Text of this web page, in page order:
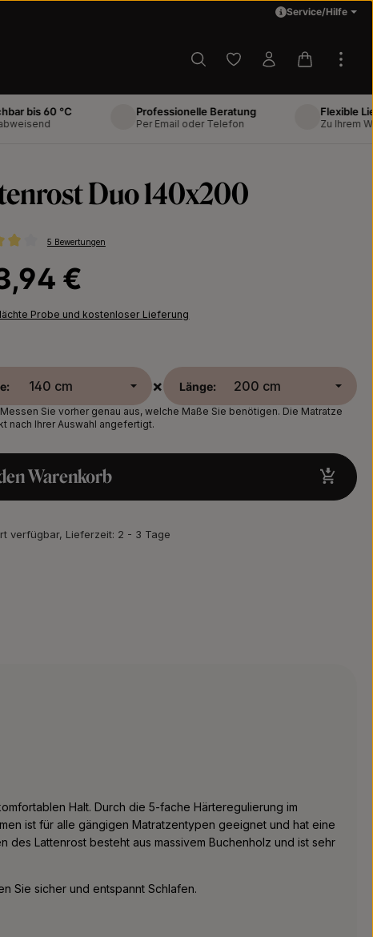
Service/Hilfe
Du hast 0 Produkte auf
60 °C Professionelle Beratung
Per Email oder Telefon
Flexible Lieferung
Zu Ihrem
5 Bewertungen
Duo 140x200
Preis: €
Probe und kostenloser Lieferung
× Länge:
Messen Sie vorher genau aus, welche Maße Sie benötigen. Die Matratze
nach Ihrer Auswahl angefertigt.
Warenkorb
verfügbar, Lieferzeit: 2 - 3 Tage
Halt. Durch die 5-fache Härteregulierung im
ist für alle gängigen Matratzentypen geeignet und hat eine
Lattenrost besteht aus massivem Buchenholz und ist sehr
Sie sicher und entspannt Schlafen.